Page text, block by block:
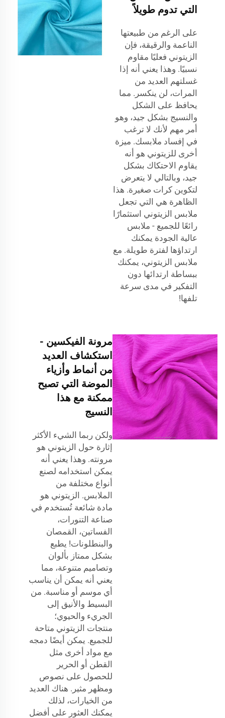
التي تدوم طويلاً
على الرغم من طبيعتها
الناعمة والرقيقة، فإن
الزيتوني فعليًا مقاوم
نسبيًا. وهذا يعني أنه إذا
غسلتهم العديد من
المرات، لن ينكسر. مما
يحافظ على الشكل
والنسيج بشكل جيد، وهو
أمر مهم لأنك لا ترغب
في إفساد ملابسك. ميزة
أخرى للزيتوني هو أنه
يقاوم الاحتكاك بشكل
جيد، وبالتالي لا يتعرض
لتكوين كرات صغيرة. هذا
الظاهرة هي التي تجعل
ملابس الزيتوني استثمارًا
رائعًا للجميع - ملابس
عالية الجودة يمكنك
ارتداؤها لفترة طويلة. مع
ملابس الزيتوني، يمكنك
ببساطة ارتدائها دون
التفكير في مدى سرعة
تلفها!
مرونة الفيكسين -
استكشاف العديد
من أنماط وأزياء
الموضة التي تصبح
ممكنة مع هذا
النسيج
ولكن ربما الشيء الأكثر
إثارة حول الزيتوني هو
مرونته. وهذا يعني أنه
يمكن استخدامه لصنع
أنواع مختلفة من
الملابس. الزيتوني هو
مادة شائعة تُستخدم في
صناعة التنورات،
الفساتين، القمصان
والبنطلونات! يطبع
بشكل ممتاز بألوان
وتصاميم متنوعة، مما
يعني أنه يمكن أن يناسب
أي موسم أو مناسبة. من
البسيط والأنيق إلى
الجريء والحيوي؛
منتجات الزيتوني متاحة
للجميع. يمكن أيضًا دمجه
مع مواد أخرى مثل
القطن أو الحرير
للحصول على نصوص
ومظهر مثير. هناك العديد
من الخيارات، لذلك
يمكنك العثور على أفضل